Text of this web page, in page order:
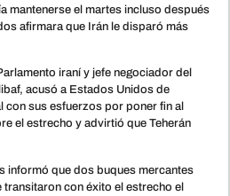
mantenerse el martes incluso después
afirmara que Irán le disparó más
iraní y jefe negociador del
acusó a Estados Unidos de
con sus esfuerzos por poner fin al
el estrecho y advirtió que Teherán
informó que dos buques mercantes
con éxito el estrecho el